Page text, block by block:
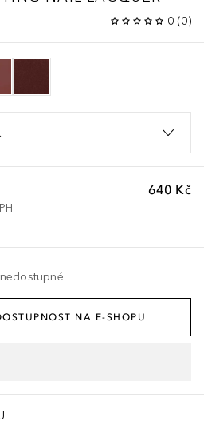
0 (0)
640 Kč
NA E-SHOPU